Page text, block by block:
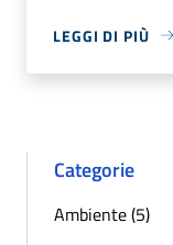
LEGGI DI PIÙ
Categorie
Ambiente (5)